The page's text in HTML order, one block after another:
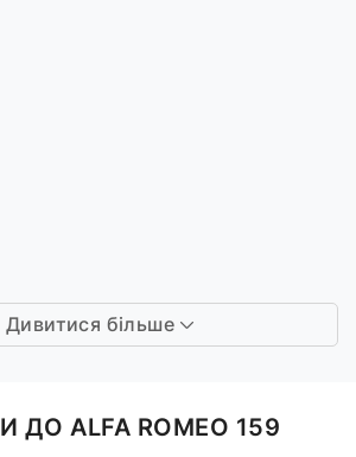
Дивитися більше
ALFA ROMEO 159